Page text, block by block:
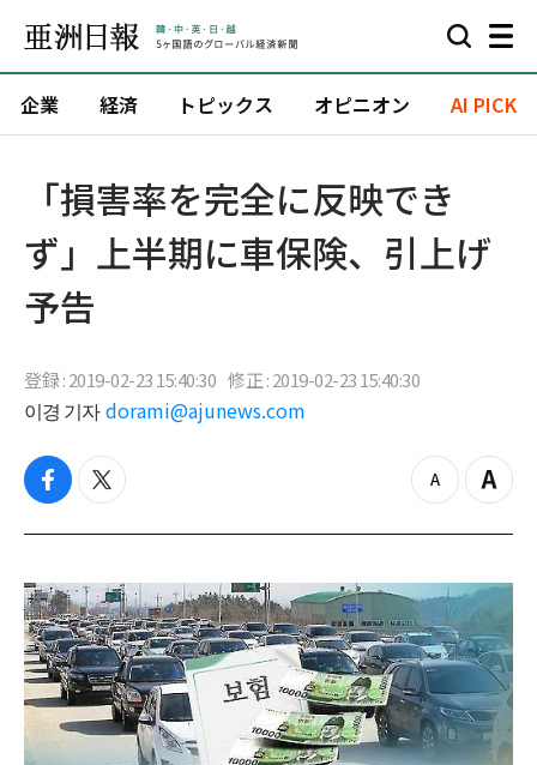
企業 経済 トピックス オピニオン AI PICK
「損害率を完全に反映でき
ず」上半期に車保険、引上げ
予告
登録 : 2019-02-23 15:40:30 修正 : 2019-02-23 15:40:30
이경 기자 dorami@ajunews.com
f
c
b
o
o
k
t
i
t
e
r
z
o
o
u
t
Z
o
i
n